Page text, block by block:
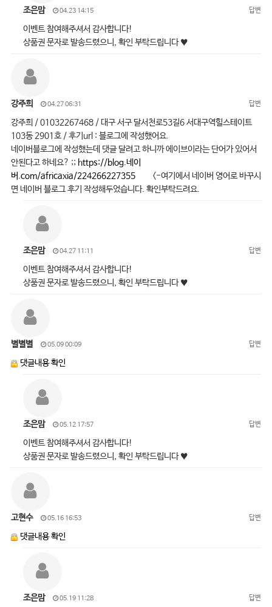
조은맘 04.23 14:15 답변
이벤트 참여해주셔서 감사합니다!
상품권 문자로 발송드렸으니, 확인 부탁드립니다 ♥
강주희 04.27 06:31 답변
강주희 / 01032267468 / 대구 서구 달서천로53길6 서대구역힐스테이트
103동 2901호 / 후기url : 블로그에 작성했어요.
네이버블로그에 작성했는데 댓글 달려고 하니까 에이브이라는 단어가 있어서
안된다고 하네요? ;; https://blog.네이
버.com/africaxia/224266227355<-여기에서 네이버 영어로 바꾸시
면 네이버 블로그 후기 작성해두었습니다. 확인부탁드려요.
조은맘 04.27 11:11 답변
이벤트 참여해주셔서 감사합니다!
상품권 문자로 발송드렸으니, 확인 부탁드립니다 ♥
별별별 05.09 00:09 답변
댓글내용 확인
조은맘 05.12 17:57 답변
이벤트 참여해주셔서 감사합니다!
상품권 문자로 발송드렸으니, 확인 부탁드립니다 ♥
고현수 05.16 16:53 답변
댓글내용 확인
조은맘 05.19 11:28 답변